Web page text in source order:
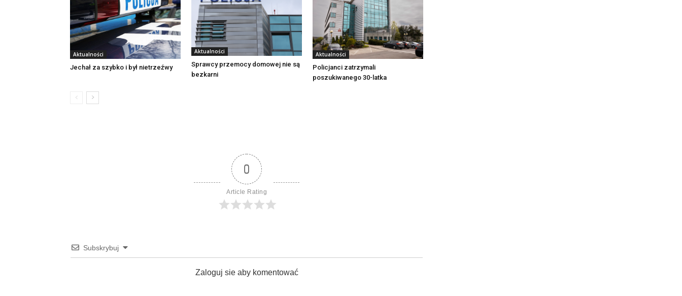
Aktualności
Jechał za szybko i był nietrzeźwy
Aktualności
Sprawcy przemocy domowej nie są
bezkarni
Aktualności
Policjanci zatrzymali
poszukiwanego 30-latka
0
Article Rating
Subskrybuj
Zaloguj sie aby komentować